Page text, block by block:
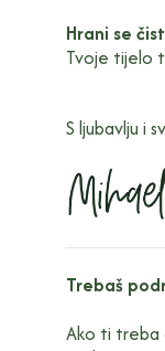
Hrani se
Tvoje tijelo
S ljubavlju i
Trebaš
Ako ti treba